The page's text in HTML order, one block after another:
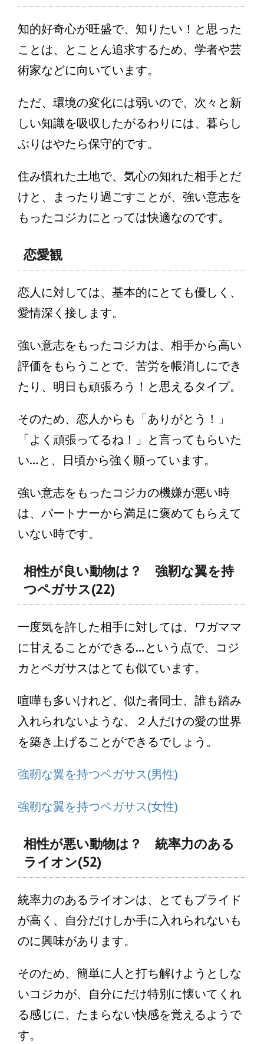
知的好奇心が旺盛で、知りたい！と思った
ことは、とことん追求するため、学者や芸
術家などに向いています。
ただ、環境の変化には弱いので、次々と新
しい知識を吸収したがるわりには、暮らし
ぶりはやたら保守的です。
住み慣れた土地で、気心の知れた相手とだ
けと、まったり過ごすことが、強い意志を
もったコジカにとっては快適なのです。
恋愛観
恋人に対しては、基本的にとても優しく、
愛情深く接します。
強い意志をもったコジカは、相手から高い
評価をもらうことで、苦労を帳消しにでき
たり、明日も頑張ろう！と思えるタイプ。
そのため、恋人からも「ありがとう！」
「よく頑張ってるね！」と言ってもらいた
い…と、日頃から強く願っています。
強い意志をもったコジカの機嫌が悪い時
は、パートナーから満足に褒めてもらえて
いない時です。
相性が良い動物は？ 強靭な翼を持
つペガサス(22)
一度気を許した相手に対しては、ワガママ
に甘えることができる…という点で、コジ
カとペガサスはとても似ています。
喧嘩も多いけれど、似た者同士、誰も踏み
入れられないような、２人だけの愛の世界
を築き上げることができるでしょう。
強靭な翼を持つペガサス(男性)
強靭な翼を持つペガサス(女性)
相性が悪い動物は？ 統率力のある
ライオン(52)
統率力のあるライオンは、とてもプライド
が高く、自分だけしか手に入れられないも
のに興味があります。
そのため、簡単に人と打ち解けようとしな
いコジカが、自分にだけ特別に懐いてくれ
る感じに、たまらない快感を覚えるようで
す。